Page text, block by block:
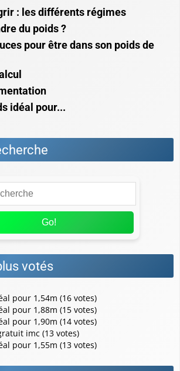
: les différents régimes
du poids ?
pour être dans son poids de
idéal pour...
Go!
votés
pour 1,54m (16 votes)
pour 1,88m (15 votes)
pour 1,90m (14 votes)
imc (13 votes)
pour 1,55m (13 votes)